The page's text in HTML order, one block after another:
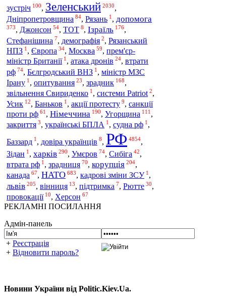
зустріч 100, Зеленський 2030,
Дніпропетровщина 84, Рязань 1 , допомога
373, Джонсон 54, ТОТ 8, Ізраїль 176,
Стефанішина 7, демографія 2, Рязанський
НПЗ 1 , Європа 34, Москва 59, прем'єр-
міністр Британії 1 , атака дронів 24, втрати
рф 74, Бєлгродський ВНЗ 1 , міністр МЗС
Ірану 1 , опитування 23, зрадник 168,
звільнення Свириденко 1 , системи Patriot 2,
Усик 12, Баньков 1 , акції протесту 9, санкції
проти рф 61 , Німеччина 190, Угорщина 111 ,
закриття 3, українські БПЛА 1 , судна рф 1 ,
Баззард 1 , довіра українців 8, РФ 4854,
Зідан 1 , харків 290, Умєров 74, Сибіга 42,
втрата рф 1 , зрадниця 70, корупція 204,
канада 67, НАТО 683, кадрові зміни ЗСУ 1 ,
львів 205, вінниця 13, підтримка 7, Рютте 30,
провокації 10, Херсон 67
РЕКЛАМНІ ПОСИЛАННЯ
Адмін-панель
+ Реєстрація
+ Відновити пароль?
Новини України від Politic.Kiev.Ua.